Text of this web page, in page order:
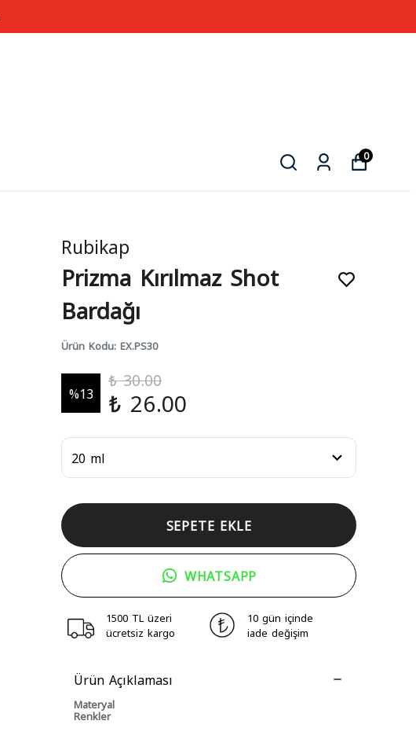
0
Rubikap
Prizma Kırılmaz Shot
Bardağı
Ürün Kodu: EX.PS30
%13
₺ 30.00
₺ 26.00
SEPETE EKLE
WHATSAPP
1500 TL üzeri
ücretsiz kargo
10 gün içinde
iade değişim
Ürün Açıklaması
Materyal
Renkler